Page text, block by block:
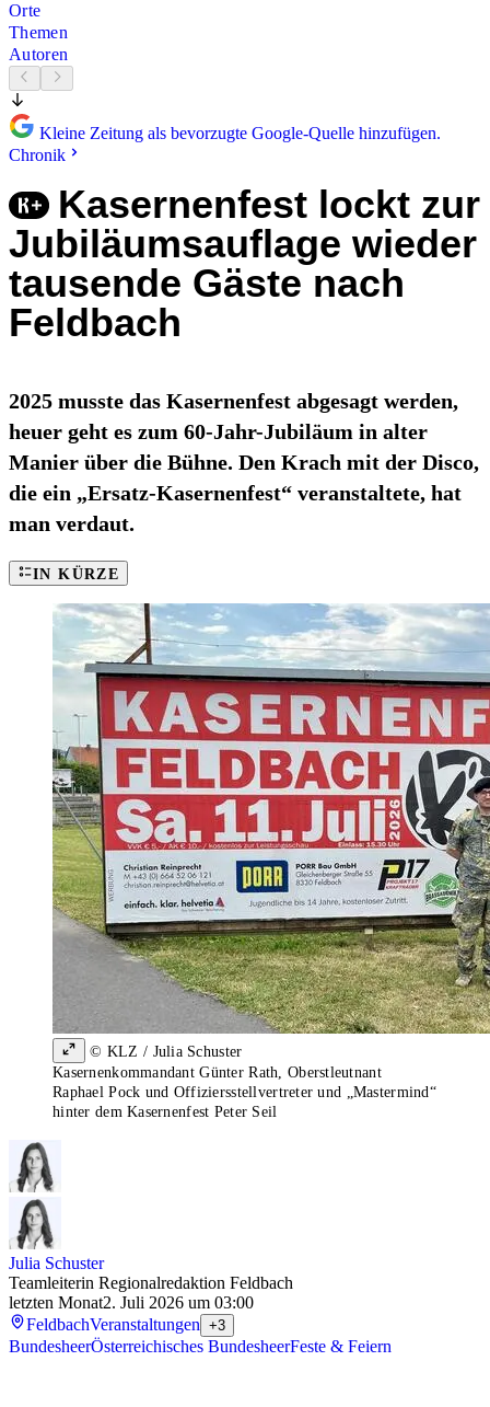
Orte
Themen
Autoren
Kleine Zeitung als bevorzugte Google-Quelle hinzufügen.
Chronik
Kasernenfest lockt zur
Jubiläumsauflage wieder
tausende Gäste nach
Feldbach
2025 musste das Kasernenfest abgesagt werden,
heuer geht es zum 60-Jahr-Jubiläum in alter
Manier über die Bühne. Den Krach mit der Disco,
die ein „Ersatz-Kasernenfest“ veranstaltete, hat
man verdaut.
IN KÜRZE
© KLZ / Julia Schuster
Kasernenkommandant Günter Rath, Oberstleutnant
Raphael Pock und Offiziersstellvertreter und „Mastermind“
hinter dem Kasernenfest Peter Seil
Julia Schuster
Teamleiterin Regionalredaktion Feldbach
letzten Monat2. Juli 2026 um 03:00
FeldbachVeranstaltungen +3
BundesheerÖsterreichisches BundesheerFeste & Feiern